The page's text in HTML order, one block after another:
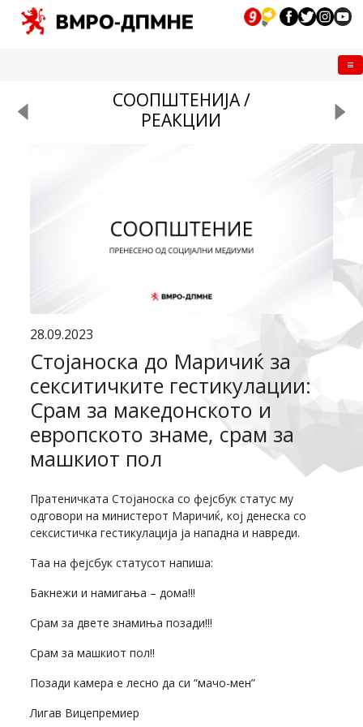
СООПШТЕНИЈА /
РЕАКЦИИ
28.09.2023
Стојаноска до Маричиќ за
секситичките гестикулации:
Срам за македонското и
европското знаме, срам за
машкиот пол
Пратеничката Стојаноска со фејсбук статус му
одговори на министерот Маричиќ, кој денеска со
сексистичка гестикулација ја нападна и навреди.
Таа на фејсбук статусот напиша:
Бакнежи и намигања – дома!!!
Срам за двете знамиња позади!!!
Срам за машкиот пол!!
Позади камера е лесно да си “мачо-мен”
Лигав Вицепремиер